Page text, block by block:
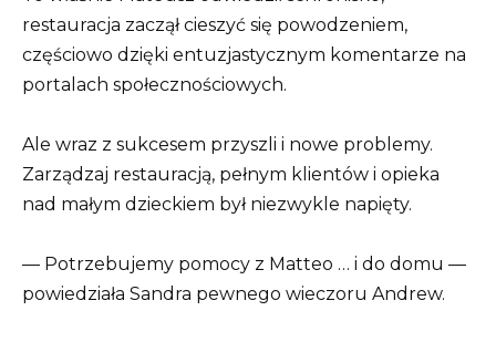
restauracja zaczął cieszyć się powodzeniem,
częściowo dzięki entuzjastycznym komentarze na
portalach społecznościowych.
Ale wraz z sukcesem przyszli i nowe problemy.
Zarządzaj restauracją, pełnym klientów i opieka
nad małym dzieckiem był niezwykle napięty.
— Potrzebujemy pomocy z Matteo … i do domu —
powiedziała Sandra pewnego wieczoru Andrew.